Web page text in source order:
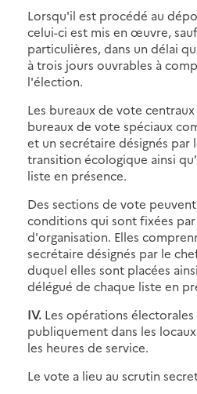
Lorsqu'il est procédé au
celui-ci est mis en œuvre,
particulières, dans un délai
à trois jours ouvrables à
l'élection.
Les bureaux de vote
bureaux de vote spéciaux
et un secrétaire désignés par
transition écologique ainsi
liste en présence.
Des sections de vote
conditions qui sont fixées
d'organisation. Elles
secrétaire désignés par le
duquel elles sont placées
délégué de chaque liste en
IV. Les opérations
publiquement dans les
les heures de service.
Le vote a lieu au scrutin